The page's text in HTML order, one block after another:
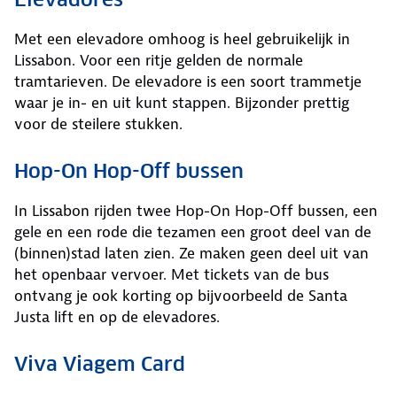
Met een elevadore omhoog is heel gebruikelijk in
Lissabon. Voor een ritje gelden de normale
tramtarieven. De elevadore is een soort trammetje
waar je in- en uit kunt stappen. Bijzonder prettig
voor de steilere stukken.
Hop-On Hop-Off bussen
In Lissabon rijden twee Hop-On Hop-Off bussen, een
gele en een rode die tezamen een groot deel van de
(binnen)stad laten zien. Ze maken geen deel uit van
het openbaar vervoer. Met tickets van de bus
ontvang je ook korting op bijvoorbeeld de Santa
Justa lift en op de elevadores.
Viva Viagem Card